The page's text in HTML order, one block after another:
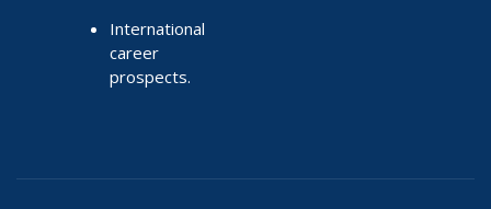
International
career
prospects.